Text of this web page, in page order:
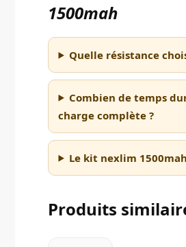
1500mah
Quelle résistance
Combien de temps
charge complète ?
Le kit nexlim
Produits